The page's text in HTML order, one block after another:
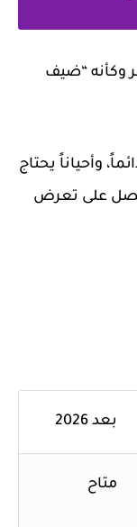
وكأنه “ضيف
وأحياناً يحتاج
على تعرض
بعد 2026
متاح